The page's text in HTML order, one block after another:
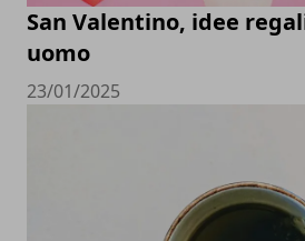
San Valentino, idee
uomo
23/01/2025